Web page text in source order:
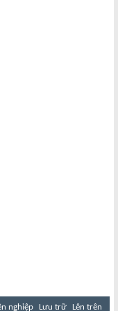
nghiệp Lưu trữ Lên trên